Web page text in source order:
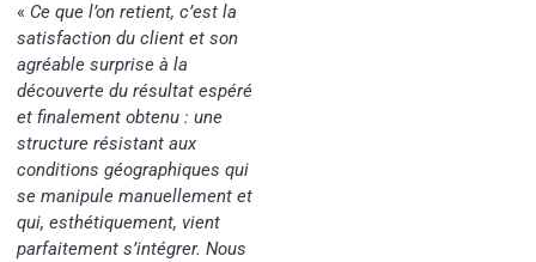
« Ce que l’on retient, c’est la
satisfaction du client et son
agréable surprise à la
découverte du résultat espéré
et finalement obtenu : une
structure résistant aux
conditions géographiques qui
se manipule manuellement et
qui, esthétiquement, vient
parfaitement s’intégrer. Nous